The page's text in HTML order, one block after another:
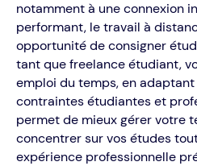
notamment à une connexion
performant, le travail à
opportunité de consigner
tant que freelance étudiant,
emploi du temps, en
contraintes étudiantes et
permet de mieux gérer votre
concentrer sur vos études
expérience professionnelle